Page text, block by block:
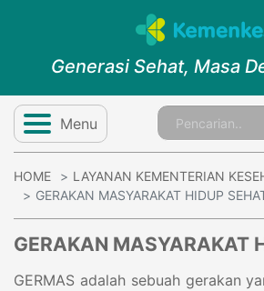
Generasi Sehat, Masa
Menu
HOME
LAYANAN KEMENTERIAN
GERAKAN MASYARAKAT HIDUP
GERAKAN MASYARAKAT
GERMAS adalah sebuah gerakan